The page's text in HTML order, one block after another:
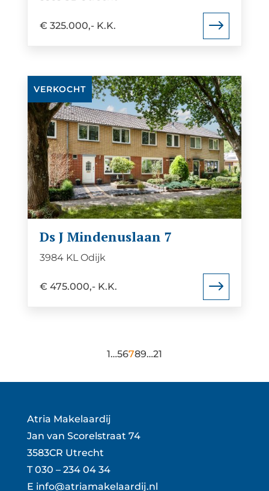
€ 325.000,- K.K.
de
detail
pagina
van
Ds
J
Mindenuslaan
7
VERKOCHT
Ds J Mindenuslaan 7
3984 KL Odijk
€ 475.000,- K.K.
1…56789…21
Atria Makelaardij
Jan van Scorelstraat 74
3583CR Utrecht
T030 – 234 04 34
E info@atriamakelaardij.nl